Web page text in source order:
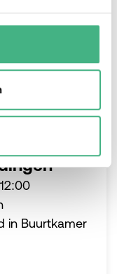
12:00
in Buurtkamer